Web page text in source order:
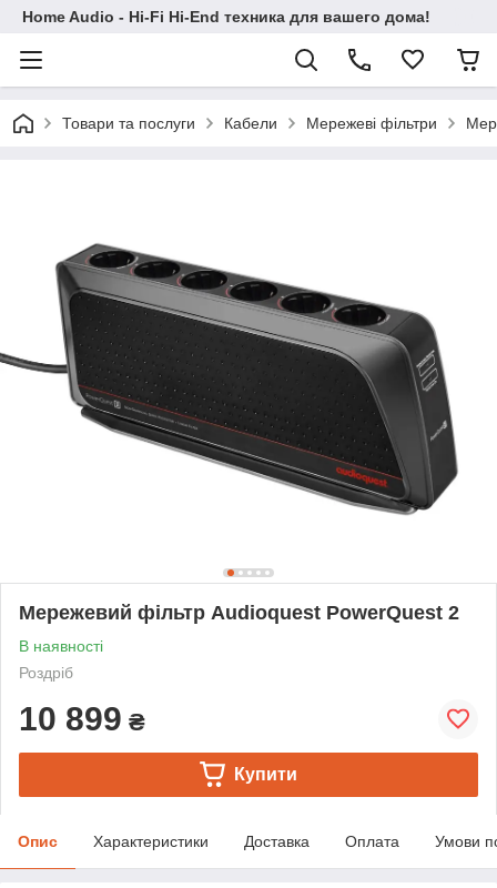
Home Audio - Hi-Fi Hi-End техника для вашего дома!
Товари та послуги Кабели Мережеві фільтри
Мережевий фільтр Audioquest PowerQuest 2
В наявності
Роздріб
10 899 ₴
Купити
Опис Характеристики Доставка Оплата Умови